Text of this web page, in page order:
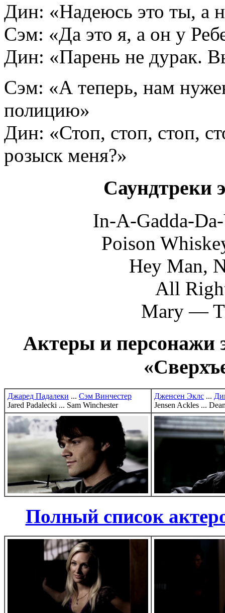
Дин: «Надеюсь это ты, а
Сэм: «Да это я, а он у
Дин: «Парень не дурак.
Сэм: «А теперь, нам
полицию»
Дин: «Стоп, стоп, стоп,
розыск меня?»
Саундтреки
In-A-Gadda-
Poison
Hey Man,
All
Mary —
Актеры и персонажи
Джаред Падалеки ... Сэм Винчестер
Jared Padalecki ... Sam Winchester
Дженсен Эклс ...
Jensen Ackles ...
Полный список